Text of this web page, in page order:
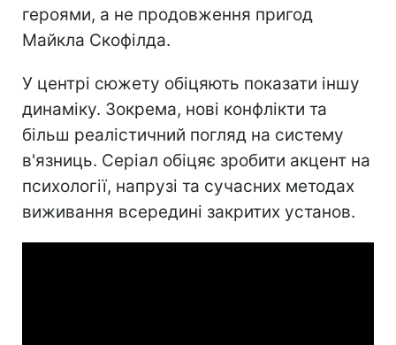
героями, а не продовження пригод
Майкла Скофілда.
У центрі сюжету обіцяють показати іншу
динаміку. Зокрема, нові конфлікти та
більш реалістичний погляд на систему
в'язниць. Серіал обіцяє зробити акцент на
психології, напрузі та сучасних методах
виживання всередині закритих установ.